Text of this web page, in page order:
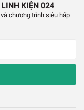
KIỆN 024
chương trình siêu hấp